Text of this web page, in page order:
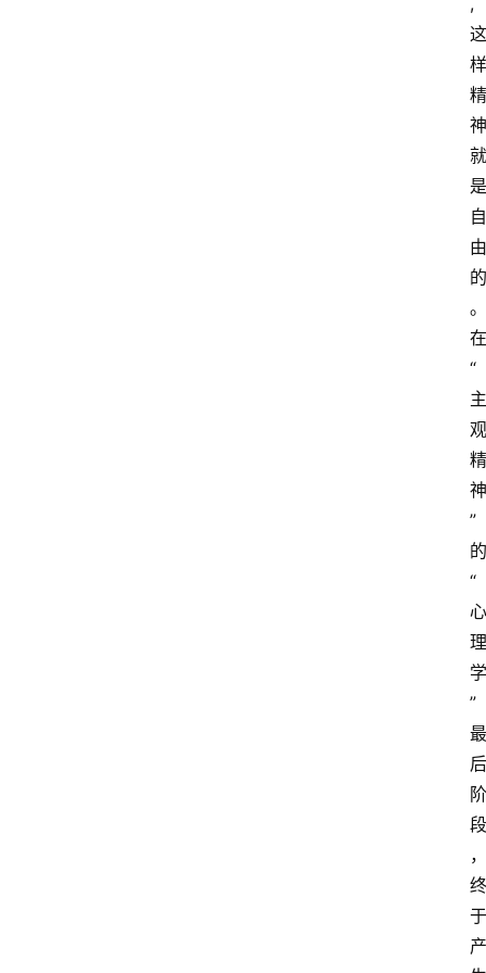
这
样
精
神
就
是
自
由
的
。
在
“
主
观
精
神
”
的
“
心
理
学
”
最
后
阶
段
，
终
于
产